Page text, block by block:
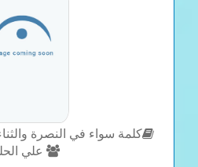
كلمة سواء في النصرة
علي